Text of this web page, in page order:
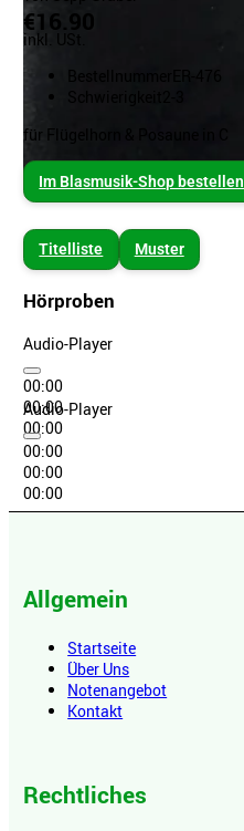
€16.90
inkl. USt.
Bestellnummer
für Flügelhorn & Posaune in C
Im Blasmusik-Shop bestellen
Titelliste Muster
Hörproben
Audio-Player
00:00
00:00
00:00
Audio-Player
00:00
00:00
00:00
Allgemein
Startseite
Über Uns
Notenangebot
Kontakt
Rechtliches